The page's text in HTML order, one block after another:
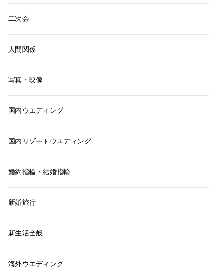
二次会
人間関係
写真・映像
国内ウエディング
国内リゾートウエディング
婚約指輪・結婚指輪
新婚旅行
新生活全般
海外ウエディング